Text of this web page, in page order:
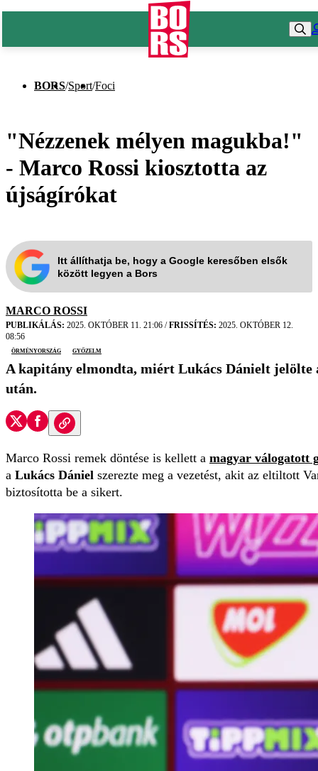
BORS/Sport/Foci
"Nézzenek mélyen magukba!"
- Marco Rossi kiosztotta az
újságírókat
Itt állíthatja be, hogy a Google keresőben elsők
között legyen a Bors
MARCO ROSSI
PUBLIKÁLÁS: 2025. OKTÓBER 11. 21:06 /FRISSÍTÉS: 2025. OKTÓBER 12.
08:56
Örményország
győzelm
A kapitány elmondta, miért Lukács Dánielt jelölte
után.
Marco Rossi remek döntése is kellett a magyar válogatott
a Lukács Dániel szerezte meg a vezetést, akit az eltiltott
biztosította be a sikert.